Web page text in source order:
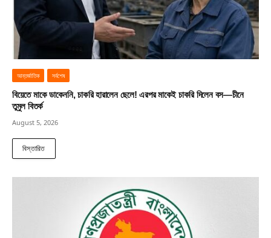
আন্তর্জাতিক সর্বশেষ
বিয়েতে মাকে ডাকেননি, চাকরি হারালেন ছেলে! এরপর মাকেই চাকরি দিলেন বস—চীনে
তুমুল বিতর্ক
August 5, 2026
বিস্তারিত